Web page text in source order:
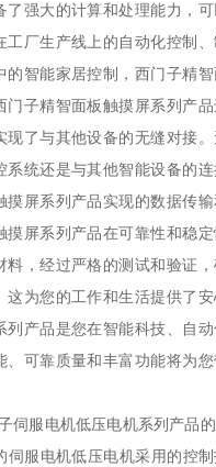
了强大的计算和处理能力，
工厂生产线上的自动化控制
的智能家居控制，西门子精
门子精智面板触摸屏系列产
现了与其他设备的无缝对接
系统还是与其他智能设备的
摸屏系列产品实现的数据传
摸屏系列产品在可靠性和稳
料，经过严格的测试和验证
这为您的工作和生活提供了
列产品是您在智能科技、自
可靠质量和丰富功能将为您
电机低压电机系列产品的
伺服电机低压电机采用的控